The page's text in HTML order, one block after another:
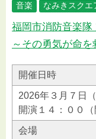
音楽 なみきスクエ
福岡市消防音楽
～その勇気が命を
開催日時
2026年３月７日（
開演１４：００（
会場